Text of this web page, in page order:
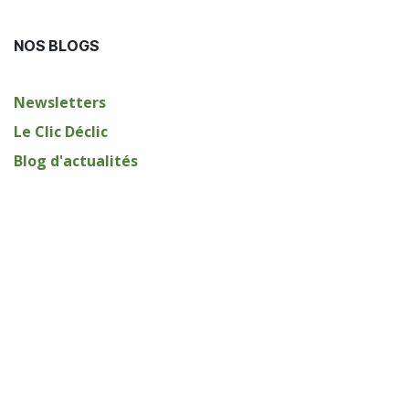
NOS BLOGS
Newsletters
Le Clic Déclic
Blog d'actualités